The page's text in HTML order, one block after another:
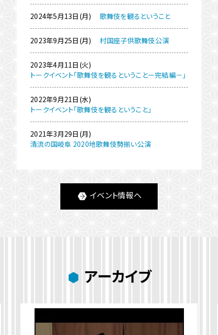
2024年5月13日(月) 歌舞伎を観るということ
2023年9月25日(月) 村国座子供歌舞伎公演
2023年4月11日(火)
トークイベント「歌舞伎を観るということー完結編－」
2022年9月21日(水)
トークイベント「歌舞伎を観るということ」
2021年3月29日(月)
清流の国岐阜 2020地歌舞伎勢揃い公演
イベント情報へ
アーカイブ